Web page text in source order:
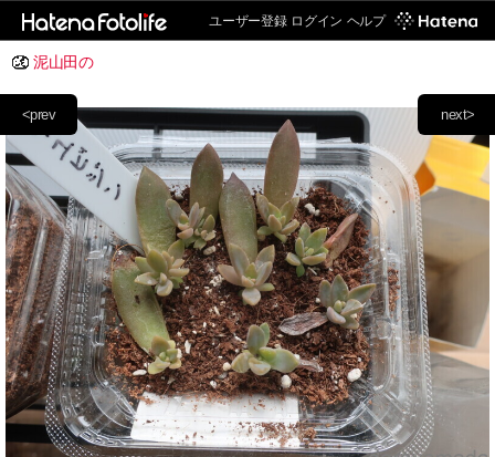
ユーザー登録 ログイン ヘルプ
泥山田の
next>
<prev